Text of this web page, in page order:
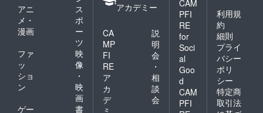
アニ
メ・
漫画
ス
ポ
ー
ツ
ファ
ッ
ショ
ン
映
像
・
映
画
ゲー
書
アカデミー
CA
MP
FI
RE
ア
カ
デ
ミ
説
明
会
・
相
談
会
CAM
PFI
RE
for
Soci
al
Goo
d
CAM
PFI
利用規
約
細則
プライ
バシー
ポリ
シー
特定商
取引法